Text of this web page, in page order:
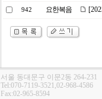
942 요한복음
서울 동대문구 이문2동 264-231
Tel:070-7119-3521,02-968-4586
Fax:02-965-8594